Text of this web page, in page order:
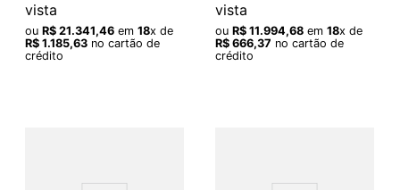
vista
ou R$ 21.341,46em 18x de
R$ 1.185,63no cartão de
crédito
vista
ou R$ 11.994,68em 18x de
R$ 666,37 no cartão de
crédito